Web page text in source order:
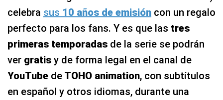
celebra sus 10 años de emisión con un regalo
perfecto para los fans. Y es que las tres
primeras temporadas de la serie se podrán
ver gratis y de forma legal en el canal de
YouTube de TOHO animation, con subtítulos
en español y otros idiomas, durante una